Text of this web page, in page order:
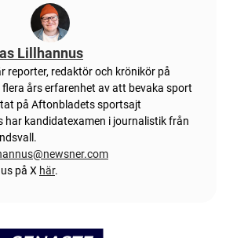
Lillhannus
reporter, redaktör och krönikör på
års erfarenhet av att bevaka sport
på Aftonbladets sportsajt
har kandidatexamen i journalistik från
på X här.